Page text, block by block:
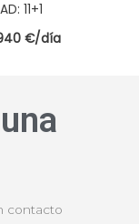
11+1
€/día
contacto